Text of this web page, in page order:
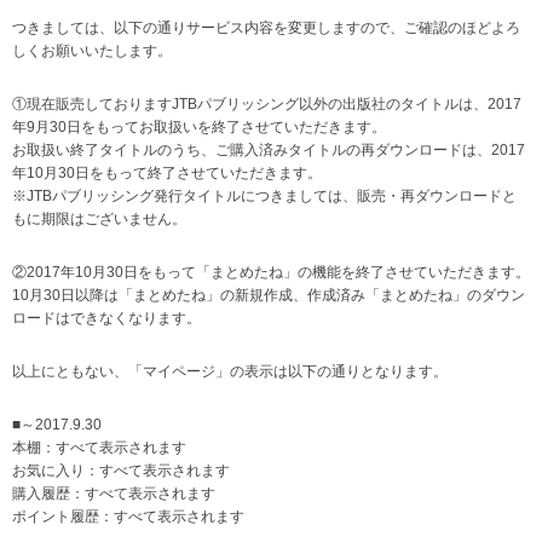
つきましては、以下の通りサービス内容を変更しますので、ご確認のほどよろ
しくお願いいたします。
①現在販売しておりますJTBパブリッシング以外の出版社のタイトルは、2017
年9月30日をもってお取扱いを終了させていただきます。
お取扱い終了タイトルのうち、ご購入済みタイトルの再ダウンロードは、2017
年10月30日をもって終了させていただきます。
※JTBパブリッシング発行タイトルにつきましては、販売・再ダウンロードと
もに期限はございません。
②2017年10月30日をもって「まとめたね」の機能を終了させていただきます。
10月30日以降は「まとめたね」の新規作成、作成済み「まとめたね」のダウン
ロードはできなくなります。
以上にともない、「マイページ」の表示は以下の通りとなります。
■～2017.9.30
本棚：すべて表示されます
お気に入り：すべて表示されます
購入履歴：すべて表示されます
ポイント履歴：すべて表示されます